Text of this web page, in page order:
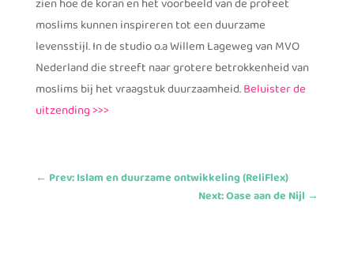
zien hoe de koran en het voorbeeld van de profeet
moslims kunnen inspireren tot een duurzame
levensstijl. In de studio o.a Willem Lageweg van MVO
Nederland die streeft naar grotere betrokkenheid van
moslims bij het vraagstuk duurzaamheid.Beluister de
uitzending >>>
← Prev: Islam en duurzame ontwikkeling (ReliFlex)
Next: Oase aan de Nijl →